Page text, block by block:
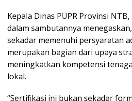
Kepala Dinas PUPR Provinsi NTB,
dalam sambutannya
sekadar memenuhi persyaratan
merupakan bagian dari upaya
meningkatkan kompetensi
lokal.
“Sertifikasi ini bukan sekadar